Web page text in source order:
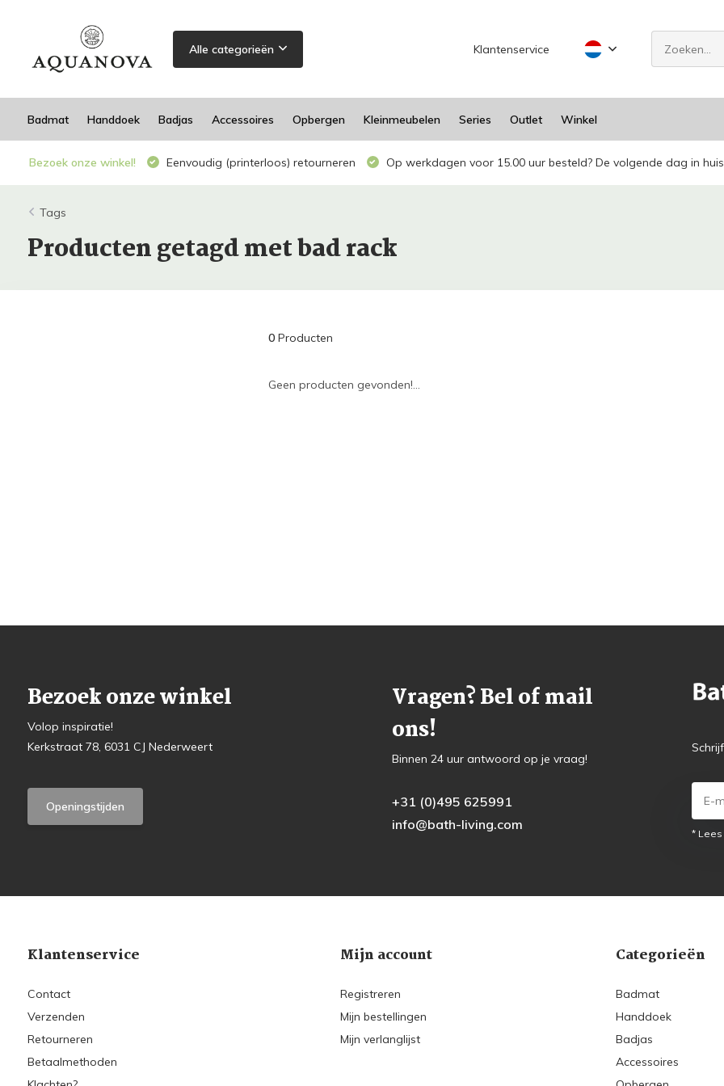
Alle categorieën Klantenservice
Badmat Handdoek Badjas Accessoires Opbergen Kleinmeubelen Series Outlet Winkel
Bezoek onze winkel! Eenvoudig (printerloos) retourneren Op werkdagen voor 15.00 uur besteld? De volgende dag in
Tags
Producten getagd met bad rack
0Producten
Geen producten gevonden!...
Bezoek onze winkel
Volop inspiratie!
Kerkstraat 78, 6031 CJ Nederweert
Openingstijden
Vragen? Bel of mail
ons!
Binnen 24 uur antwoord op je vraag!
+31 (0)495 625991
info@bath-living.com
*
Klantenservice
Contact
Verzenden
Retourneren
Betaalmethoden
Mijn account
Registreren
Mijn bestellingen
Mijn verlanglijst
Categorieën
Badmat
Handdoek
Badjas
Accessoires